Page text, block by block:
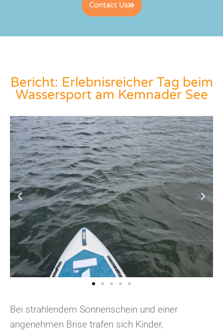
Contact Us
Bericht: Erlebnisreicher Tag beim
Wassersport am Kemnader See
Bei strahlendem Sonnenschein und einer
angenehmen Brise trafen sich Kinder,